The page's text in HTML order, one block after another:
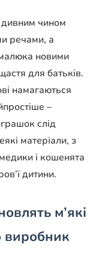
дивним чином
речами, а
новими
для батьків.
намагаються
–
слід
матеріали, з
і кошенята
дитини.
м’які
виробник